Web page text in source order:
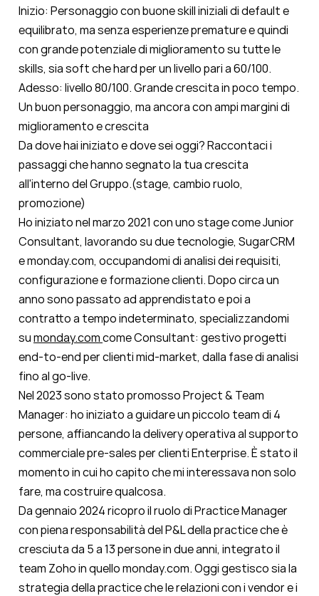
Inizio: Personaggio con buone skill iniziali di default e
equilibrato, ma senza esperienze premature e quindi
con grande potenziale di miglioramento su tutte le
skills, sia soft che hard per un livello pari a 60/100.
Adesso: livello 80/100. Grande crescita in poco tempo.
Un buon personaggio, ma ancora con ampi margini di
miglioramento e crescita
Da dove hai iniziato e dove sei oggi? Raccontaci i
passaggi che hanno segnato la tua crescita
all'interno del Gruppo.(stage, cambio ruolo,
promozione)
Ho iniziato nel marzo 2021 con uno stage come Junior
Consultant, lavorando su due tecnologie, SugarCRM
e monday.com, occupandomi di analisi dei requisiti,
configurazione e formazione clienti. Dopo circa un
anno sono passato ad apprendistato e poi a
contratto a tempo indeterminato, specializzandomi
sumonday.comcome Consultant: gestivo progetti
end-to-end per clienti mid-market, dalla fase di analisi
fino al go-live.
Nel 2023 sono stato promosso Project & Team
Manager: ho iniziato a guidare un piccolo team di 4
persone, affiancando la delivery operativa al supporto
commerciale pre-sales per clienti Enterprise. È stato il
momento in cui ho capito che mi interessava non solo
fare, ma costruire qualcosa.
Da gennaio 2024 ricopro il ruolo di Practice Manager
con piena responsabilità del P&L della practice che è
cresciuta da 5 a 13 persone in due anni, integrato il
team Zoho in quello monday.com. Oggi gestisco sia la
strategia della practice che le relazioni con i vendor e i